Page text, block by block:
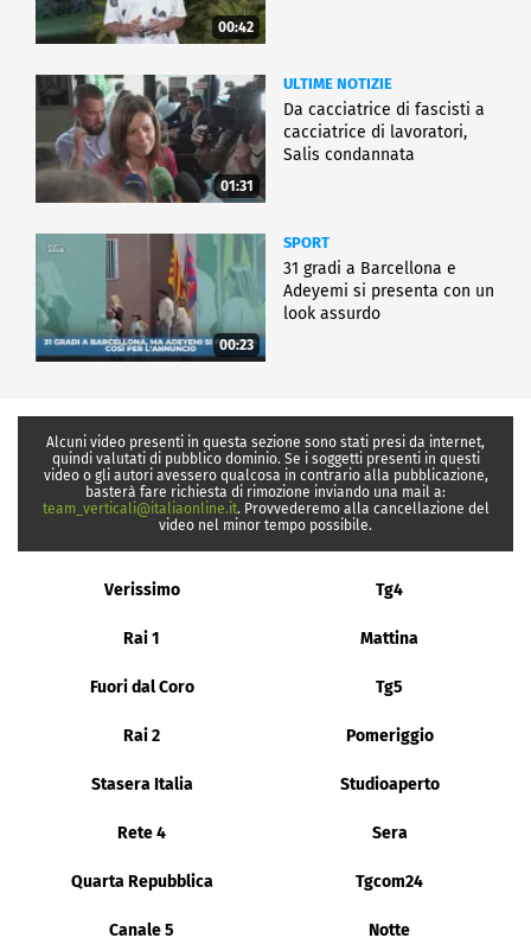
00:42
01:31
ULTIME NOTIZIE
Da cacciatrice di fascisti a
cacciatrice di lavoratori,
Salis condannata
00:23
SPORT
31 gradi a Barcellona e
Adeyemi si presenta con un
look assurdo
Alcuni video presenti in questa sezione sono stati presi da internet,
quindi valutati di pubblico dominio. Se i soggetti presenti in questi
video o gli autori avessero qualcosa in contrario alla pubblicazione,
basterà fare richiesta di rimozione inviando una mail a:
team_verticali@italiaonline.it. Provvederemo alla cancellazione del
video nel minor tempo possibile.
Verissimo Tg4
Rai 1 Mattina
Fuori dal Coro Tg5
Rai 2 Pomeriggio
Stasera Italia Studioaperto
Rete 4 Sera
Quarta Repubblica Tgcom24
Canale 5 Notte